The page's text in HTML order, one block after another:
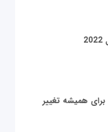
همیشه تغییر